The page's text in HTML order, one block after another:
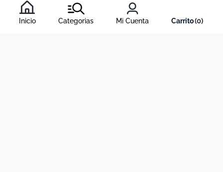
Inicio Categorias Mi Cuenta 0
Al inscribirte al newsletter, aceptas nuestros
condiciones
, y nuestrapolítica de tratamiento de información